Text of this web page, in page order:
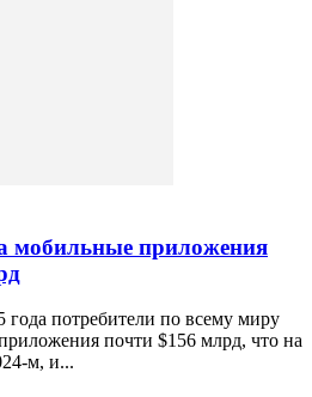
мобильные приложения
года потребители по всему миру
почти $156 млрд, что на
м, и...